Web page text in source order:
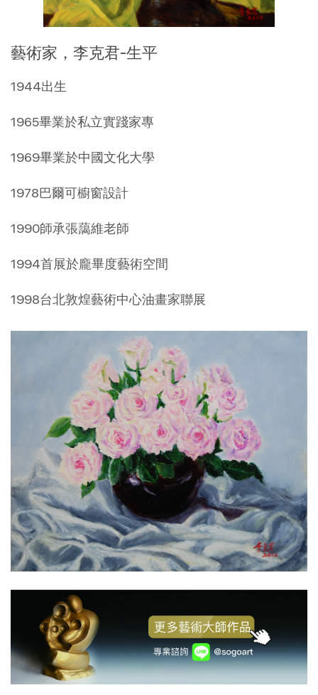
藝術家，李克君-生平
1944出生
1965畢業於私立實踐家專
1969畢業於中國文化大學
1978巴爾可櫥窗設計
1990師承張藹維老師
1994首展於龐畢度藝術空間
1998台北敦煌藝術中心油畫家聯展